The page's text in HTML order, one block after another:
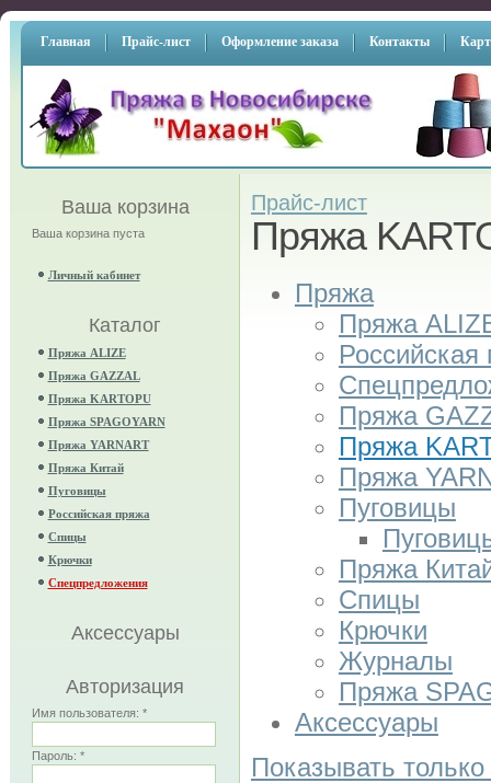
Главная Прайс-лист Оформление заказа Контакты
Ваша корзина
Ваша корзина пуста
Личный кабинет
Каталог
Пряжа ALIZE
Пряжа GAZZAL
Пряжа KARTOPU
Пряжа SPAGOYARN
Пряжа YARNART
Пряжа Китай
Пуговицы
Российская пряжа
Спицы
Крючки
Спецпредложения
Аксессуары
Авторизация
Имя пользователя: *
Пароль: *
Прайс-лист
Пряжа
Пряжа
Пряжа
Российская
Пряжа
Пряжа
Пряжа
Пуговицы
Пряжа
Спицы
Крючки
Журналы
Пряжа
Аксессуары
Показывать